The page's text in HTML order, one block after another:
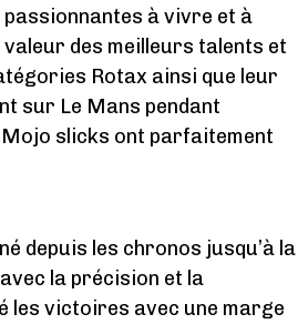
à vivre et à
des meilleurs talents et
Rotax ainsi que leur
sur Le Mans pendant
Mojo slicks ont parfaitement
depuis les chronos jusqu’à la
la précision et la
les victoires avec une marge